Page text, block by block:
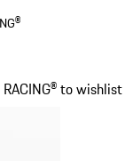
to wishlist